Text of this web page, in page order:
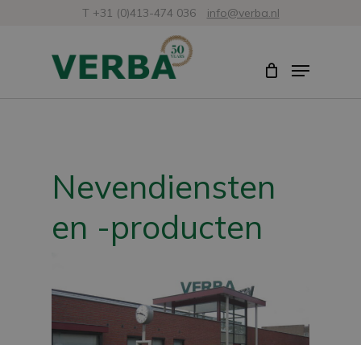
T +31 (0)413-474 036 info@verba.nl
Menu
Nevendiensten
en -producten